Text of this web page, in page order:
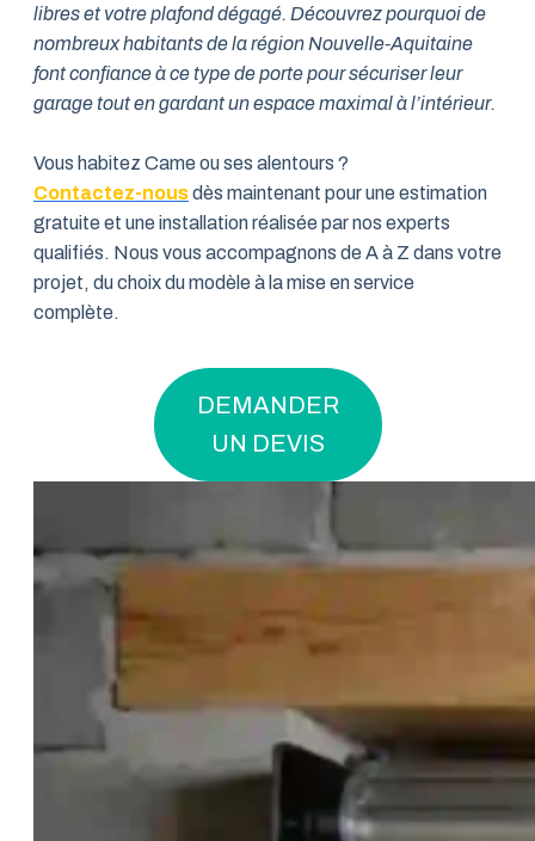
libres et votre plafond dégagé. Découvrez pourquoi de
nombreux habitants de la région Nouvelle-Aquitaine
font confiance à ce type de porte pour sécuriser leur
garage tout en gardant un espace maximal à l’intérieur.
Vous habitez Came ou ses alentours ?
Contactez-nousdès maintenant pour une estimation
gratuite et une installation réalisée par nos experts
qualifiés. Nous vous accompagnons de A à Z dans votre
projet, du choix du modèle à la mise en service
complète.
DEMANDER
UN DEVIS